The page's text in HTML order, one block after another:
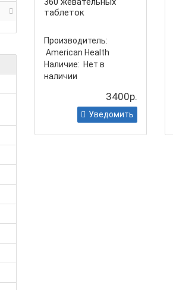
таблеток
Производитель:
American Health
Наличие: Нет в
наличии
3400р.
Уведомить